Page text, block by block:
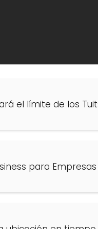
el límite de los
para Empresas